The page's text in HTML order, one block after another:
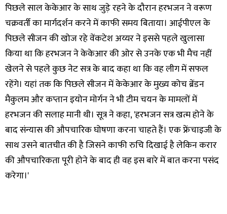
पिछले साल केकेआर के साथ जुड़े रहने के दौरान हरभजन ने वरूण
चक्रवर्ती का मार्गदर्शन करने में काफी समय बिताया। आईपीएल के
पिछले सीजन की खोज रहे वेंकटेश अय्यर ने इससे पहले खुलासा
किया था कि हरभजन ने केकेआर की ओर से उनके एक भी मैच नहीं
खेलने से पहले कुछ नेट सत्र के बाद कहा था कि वह लीग में सफल
रहेंगे। यहां तक कि पिछले सीजन में केकेआर के मुख्य कोच ब्रेंडन
मैकुलम और कप्तान इयोन मोर्गन ने भी टीम चयन के मामलों में
हरभजन की सलाह मानी थी। सूत्र ने कहा, 'हरभजन सत्र खत्म होने के
बाद संन्यास की औपचारिक घोषणा करना चाहते हैं। एक फ्रेंचाइजी के
साथ उसने बातचीत की है जिसने काफी रुचि दिखाई है लेकिन करार
की औपचारिकता पूरी होने के बाद ही वह इस बारे में बात करना पसंद
करेगा।'